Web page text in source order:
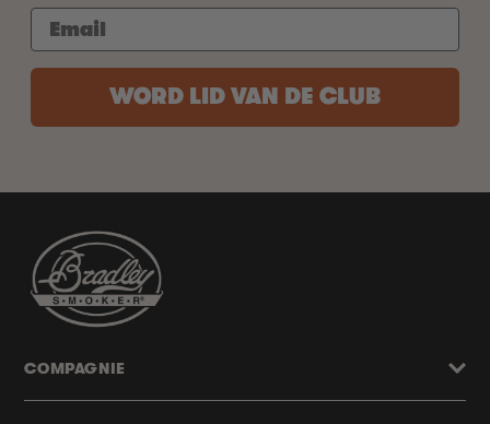
WORD LID VAN DE CLUB
COMPAGNIE